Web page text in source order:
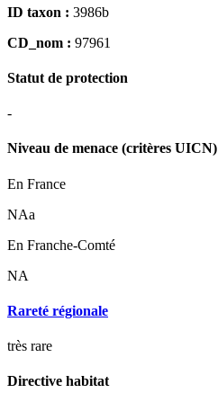
ID taxon : 3986b
CD_nom : 97961
Statut de protection
-
Niveau de menace (critères UICN)
En France
NAa
En Franche-Comté
NA
Rareté régionale
très rare
Directive habitat